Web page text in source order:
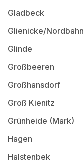
Gladbeck
Glienicke/Nordbahn
Glinde
Großbeeren
Großhansdorf
Groß Kienitz
Grünheide (Mark)
Hagen
Halstenbek